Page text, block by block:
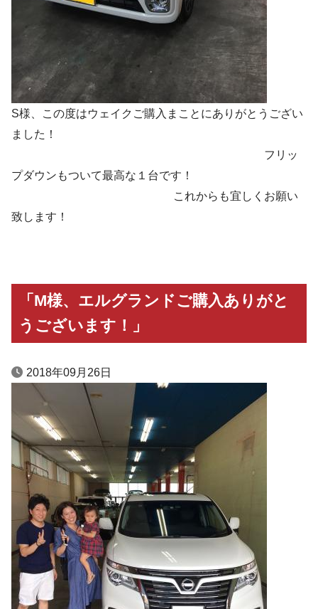
S様、この度はウェイクご購入まことにありがとうござい
ました！
フリッ
プダウンもついて最高な１台です！
これからも宜しくお願い
致します！
「M様、エルグランドご購入ありがと
うございます！」
2018年09月26日